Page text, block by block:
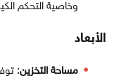
وخاصية التحكم
الأبعاد
مساحة التخزين